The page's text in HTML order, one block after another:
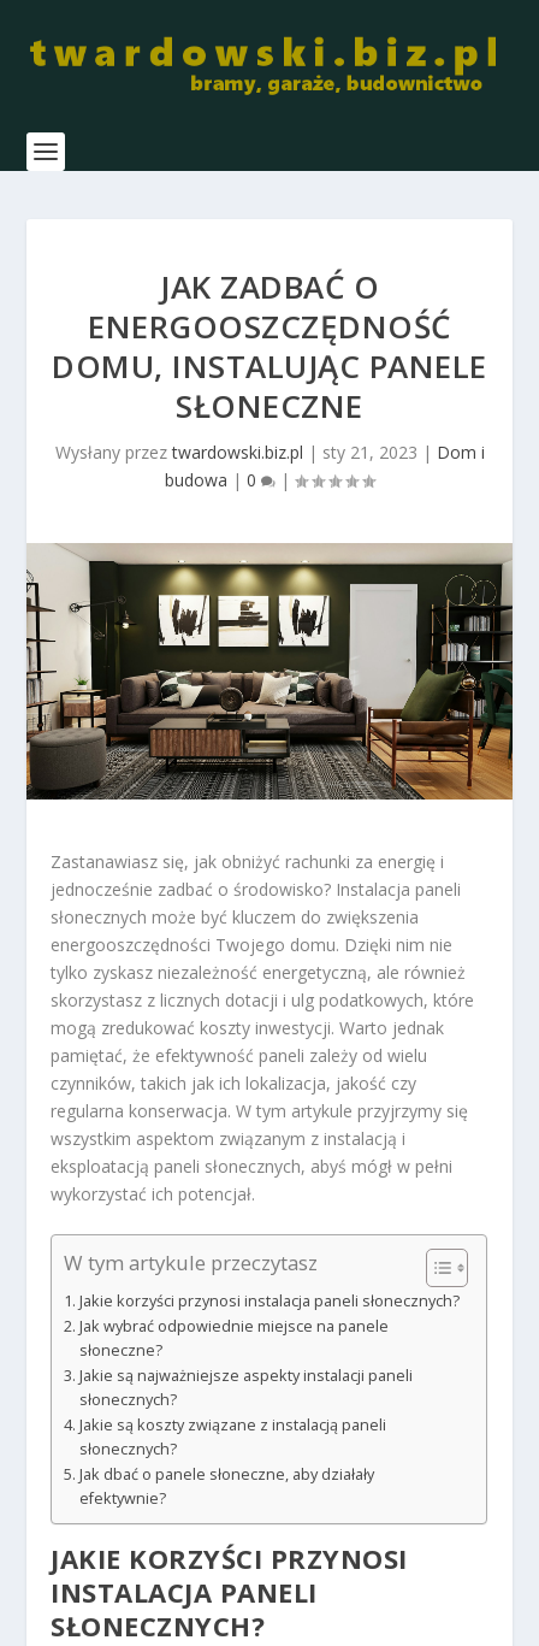
JAK ZADBAĆ O
ENERGOOSZCZĘDNOŚĆ
DOMU, INSTALUJĄC PANELE
SŁONECZNE
Wysłany przeztwardowski.biz.pl | sty 21, 2023 | Dom i
budowa | 0 |
Zastanawiasz się, jak obniżyć rachunki za energię i
jednocześnie zadbać o środowisko? Instalacja paneli
słonecznych może być kluczem do zwiększenia
energooszczędności Twojego domu. Dzięki nim nie
tylko zyskasz niezależność energetyczną, ale również
skorzystasz z licznych dotacji i ulg podatkowych, które
mogą zredukować koszty inwestycji. Warto jednak
pamiętać, że efektywność paneli zależy od wielu
czynników, takich jak ich lokalizacja, jakość czy
regularna konserwacja. W tym artykule przyjrzymy się
wszystkim aspektom związanym z instalacją i
eksploatacją paneli słonecznych, abyś mógł w pełni
wykorzystać ich potencjał.
W tym artykule przeczytasz
Jakie korzyści przynosi instalacja paneli słonecznych?
Jak wybrać odpowiednie miejsce na panele
słoneczne?
Jakie są najważniejsze aspekty instalacji paneli
słonecznych?
Jakie są koszty związane z instalacją paneli
słonecznych?
Jak dbać o panele słoneczne, aby działały
efektywnie?
JAKIE KORZYŚCI PRZYNOSI
INSTALACJA PANELI
SŁONECZNYCH?